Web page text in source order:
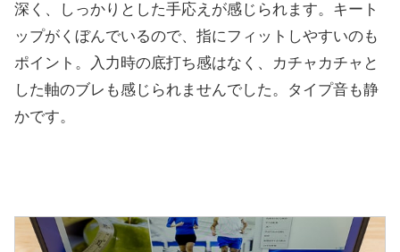
深く、しっかりとした手応えが感じられます。キート
ップがくぼんでいるので、指にフィットしやすいのも
ポイント。入力時の底打ち感はなく、カチャカチャと
した軸のブレも感じられませんでした。タイプ音も静
かです。